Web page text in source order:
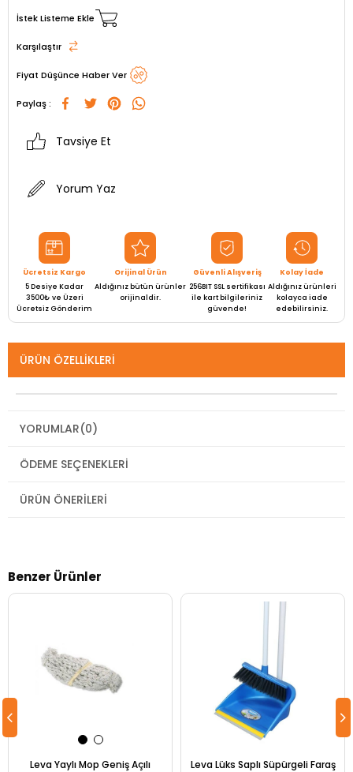
İstek Listeme Ekle
Karşılaştır
Fiyat Düşünce Haber Ver
Paylaş :
Tavsiye Et
Yorum Yaz
Ücretsiz Kargo
5 Desiye Kadar
3500₺ ve Üzeri
Ücretsiz Gönderim
Orijinal Ürün
Aldığınız bütün ürünler
orijinaldir.
Güvenli Alışveriş
256BIT SSL sertifikası
ile kart bilgileriniz
güvende!
Kolay İade
Aldığınız ürünleri
kolayca iade
edebilirsiniz.
ÜRÜN ÖZELLIKLERI
YORUMLAR(0)
ÖDEME SEÇENEKLERI
ÜRÜN ÖNERILERI
Benzer Ürünler
Leva Yaylı Mop Geniş Açılı
Leva Lüks Saplı Süpürgeli Faraş